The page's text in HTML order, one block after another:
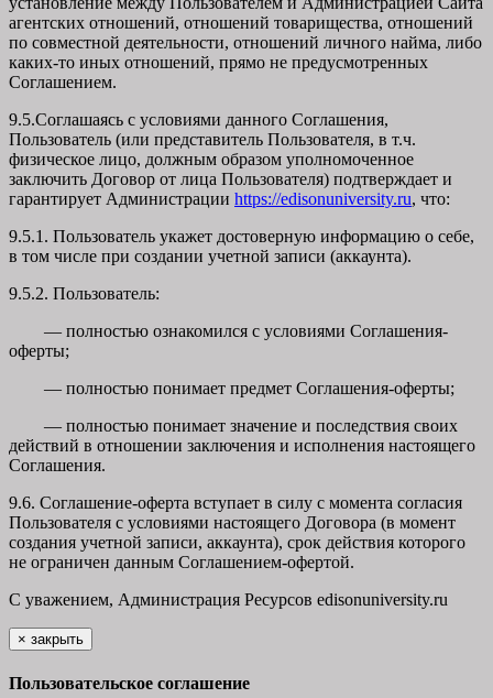
агентских отношений, отношений товарищества, отношений
по совместной деятельности, отношений личного найма, либо
каких-то иных отношений, прямо не предусмотренных
Соглашением.
9.5.Соглашаясь с условиями данного Соглашения,
Пользователь (или представитель Пользователя, в т.ч.
физическое лицо, должным образом уполномоченное
заключить Договор от лица Пользователя) подтверждает и
гарантирует Администрации https://edisonuniversity.ru, что:
9.5.1. Пользователь укажет достоверную информацию о себе,
в том числе при создании учетной записи (аккаунта).
9.5.2. Пользователь:
— полностью ознакомился с условиями Соглашения-
оферты;
— полностью понимает предмет Соглашения-оферты;
— полностью понимает значение и последствия своих
действий в отношении заключения и исполнения настоящего
Соглашения.
9.6. Соглашение-оферта вступает в силу с момента согласия
Пользователя с условиями настоящего Договора (в момент
создания учетной записи, аккаунта), срок действия которого
не ограничен данным Соглашением-офертой.
С уважением, Администрация Ресурсов edisonuniversity.ru
× закрыть
Пользовательское соглашение